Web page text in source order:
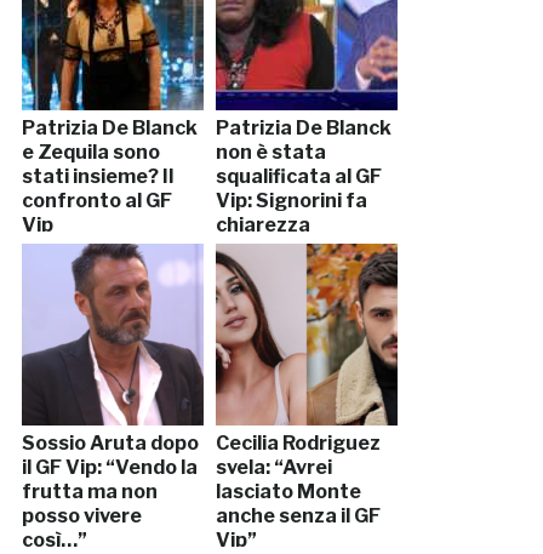
Patrizia De Blanck
e Zequila sono
stati insieme? Il
confronto al GF
Vip
Patrizia De Blanck
non è stata
squalificata al GF
Vip: Signorini fa
chiarezza
Sossio Aruta dopo
il GF Vip: “Vendo la
frutta ma non
posso vivere
così…”
Cecilia Rodriguez
svela: “Avrei
lasciato Monte
anche senza il GF
Vip”